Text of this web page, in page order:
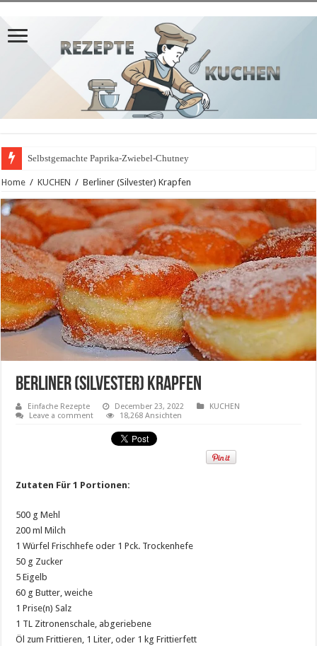
Selbstgemachte Paprika-Zwiebel-Chutney
Home / KUCHEN / Berliner (Silvester) Krapfen
Berliner (Silvester) Krapfen
Einfache Rezepte December 23, 2022
KUCHEN
Leave a comment
18,268 Ansichten
Zutaten Für 1 Portionen:
500 g Mehl
200 ml Milch
1 Würfel Frischhefe oder 1 Pck. Trockenhefe
50 g Zucker
5 Eigelb
60 g Butter, weiche
1 Prise(n) Salz
1 TL Zitronenschale, abgeriebene
Öl zum Frittieren, 1 Liter, oder 1 kg Frittierfett